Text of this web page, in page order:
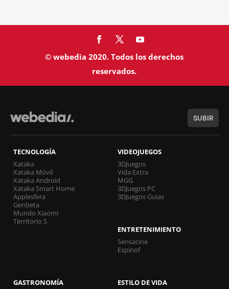
© webedia 2020. Todos los derechos
reservados.
SUBIR
TECNOLOGÍA
Xataka
Xataka Móvil
Xataka Android
Xataka Smart Home
Applesfera
Genbeta
Mundo Xiaomi
Territorio S
VIDEOJUEGOS
3DJuegos
Vida Extra
MGG
3DJuegos PC
3DJuegos Guías
ENTRETENIMIENTO
Sensacine
Espinof
GASTRONOMÍA
ESTILO DE VIDA